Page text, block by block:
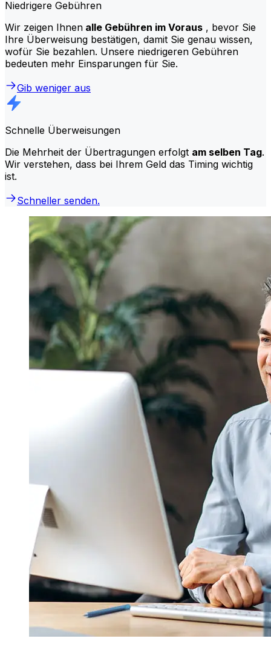
Niedrigere Gebühren
Wir zeigen Ihnen alle Gebühren im Voraus , bevor Sie
Ihre Überweisung bestätigen, damit Sie genau wissen,
wofür Sie bezahlen. Unsere niedrigeren Gebühren
bedeuten mehr Einsparungen für Sie.
Gib weniger aus
Schnelle Überweisungen
Die Mehrheit der Übertragungen erfolgt am selben Tag.
Wir verstehen, dass bei Ihrem Geld das Timing wichtig
ist.
Schneller senden.